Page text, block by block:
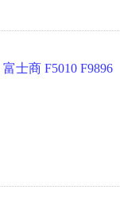
士商 F5010 F9896